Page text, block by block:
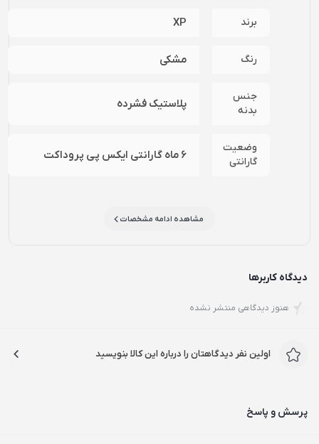
برند XP
رنگ مشکی
جنس
بدنه
پلاستیک فشرده
وضعیت
گارانتی
6 ماه گارانتی ایکس پی پروداکت
مشاهده ادامه مشخصات
دیدگاه کاربرها
هنوز دیدگاهی منتشر نشده
اولین نفر دیدگاهتان را درباره این کالا بنویسید
پرسش و پاسخ